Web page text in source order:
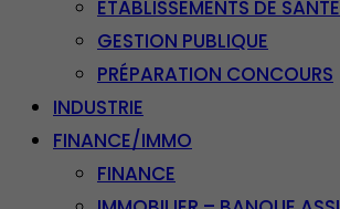
ETABLISSEMENTS DE SANTÉ
GESTION PUBLIQUE
PRÉPARATION CONCOURS
INDUSTRIE
FINANCE/IMMO
FINANCE